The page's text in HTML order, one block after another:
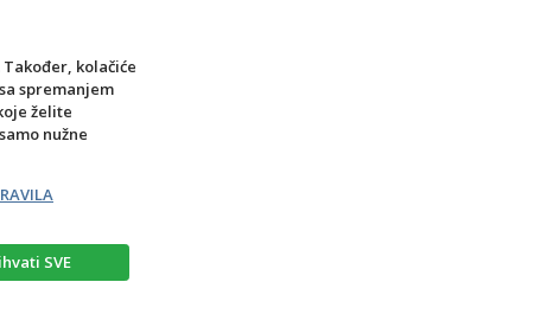
Prigovor potrošača – reklamacije
kolačiće
spremanjem
želite
nužne
SVE